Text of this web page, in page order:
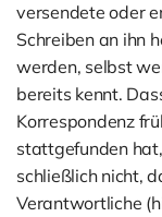
versendete oder
Schreiben an ihn
werden, selbst
bereits kennt.
Korrespondenz
stattgefunden
schließlich nicht,
Verantwortliche